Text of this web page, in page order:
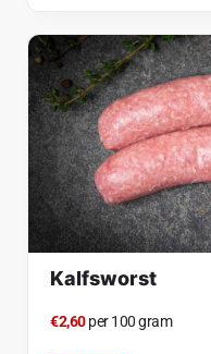
Kalfsworst
€2,60per 100 gram